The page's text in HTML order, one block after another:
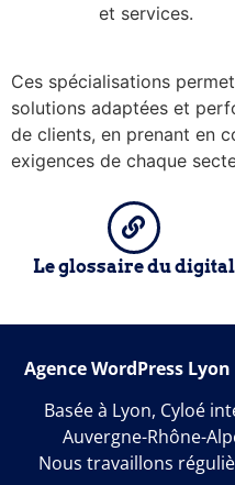
et services.
Ces spécialisations
solutions adaptées et
de clients, en prenant en
exigences de chaque
Le glossaire du digital
Agence WordPress
Basée à Lyon, Cyloé
Auvergne-Rhône-
Nous travaillons